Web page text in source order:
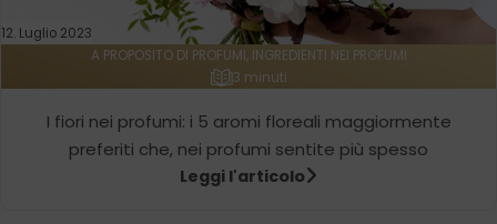
12. Luglio 2023
A PROPOSITO DI PROFUMI, INGREDIENTI NEI PROFUMI
3 minuti
I fiori nei profumi: i 5 aromi floreali maggiormente
preferiti che, nei profumi sentite più spesso
Leggi l'articolo